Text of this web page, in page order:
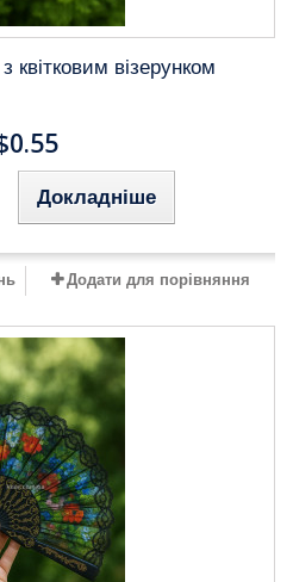
квітковим візерунком
Докладніше
Додати для порівняння